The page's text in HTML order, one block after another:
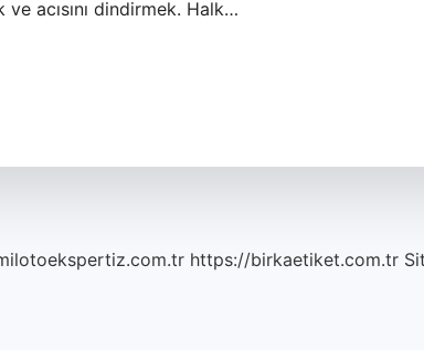
ve acısını dindirmek. Halk…
https://birkaetiket.com.tr